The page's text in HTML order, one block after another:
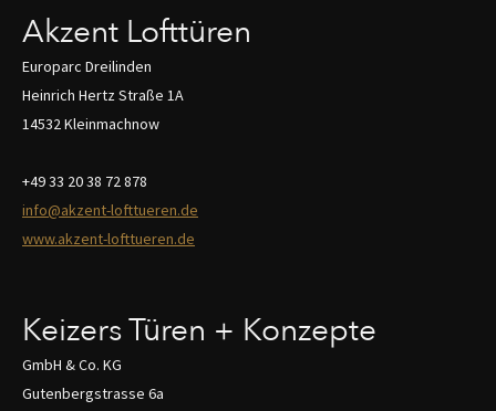
Keizers Türen + Konzepte
GmbH & Co. KG
Gutenbergstrasse 6a
Akzent Lofttüren
Europarc Dreilinden
Heinrich Hertz Straße 1A
14532 Kleinmachnow
+49 33 20 38 72 878
info@akzent-lofttueren.de
www.akzent-lofttueren.de